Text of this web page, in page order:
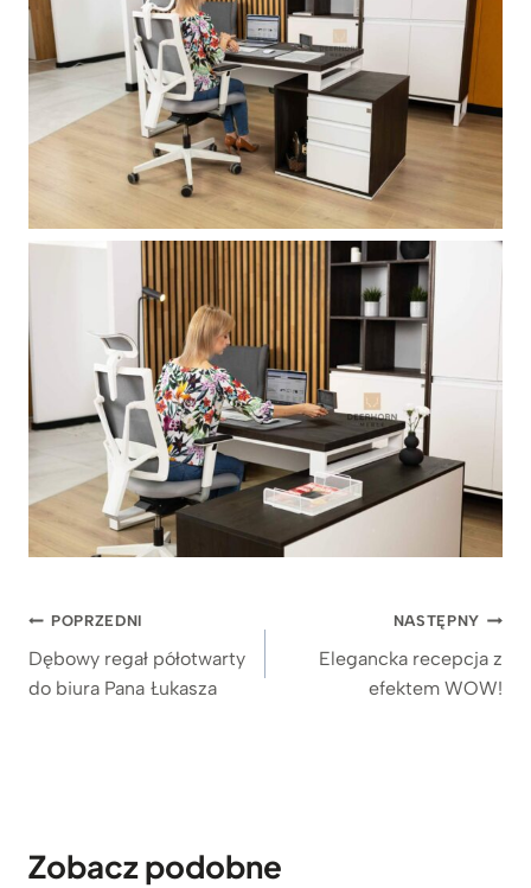
Nawigacja
wpisu
POPRZEDNI
Dębowy regał półotwarty
do biura Pana Łukasza
NASTĘPNY
Elegancka recepcja z
efektem WOW!
Zobacz podobne